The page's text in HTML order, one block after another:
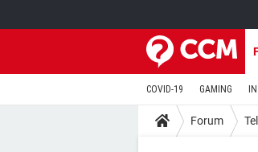
COVID-19 GAMING
Forum